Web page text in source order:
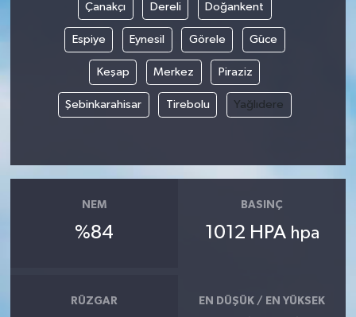
Çanakçı Dereli Doğankent
Espiye Eynesil Görele Güce
Keşap Merkez Piraziz
Şebinkarahisar Tirebolu Yağlıdere
NEM
%84
BASINÇ
1012 HPA hpa
RÜZGAR EN DÜŞÜK / EN YÜKSEK